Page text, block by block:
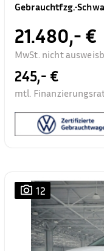
Gebrauchtfzg.•
21.480,- €
MwSt. nicht
245,- €
mtl.
12